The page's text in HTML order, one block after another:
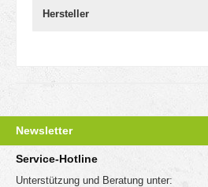
Hersteller
Newsletter
Service-Hotline
Unterstützung und Beratung unter: